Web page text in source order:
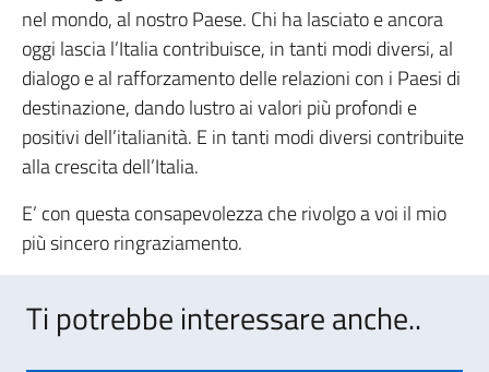
nel mondo, al nostro Paese. Chi ha lasciato e ancora
oggi lascia l’Italia contribuisce, in tanti modi diversi, al
dialogo e al rafforzamento delle relazioni con i Paesi di
destinazione, dando lustro ai valori più profondi e
positivi dell’italianità. E in tanti modi diversi contribuite
alla crescita dell’Italia.
E’ con questa consapevolezza che rivolgo a voi il mio
più sincero ringraziamento.
Ti potrebbe interessare anche..